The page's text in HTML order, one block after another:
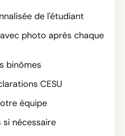
de l'étudiant
photo après chaque
binômes
CESU
équipe
si nécessaire